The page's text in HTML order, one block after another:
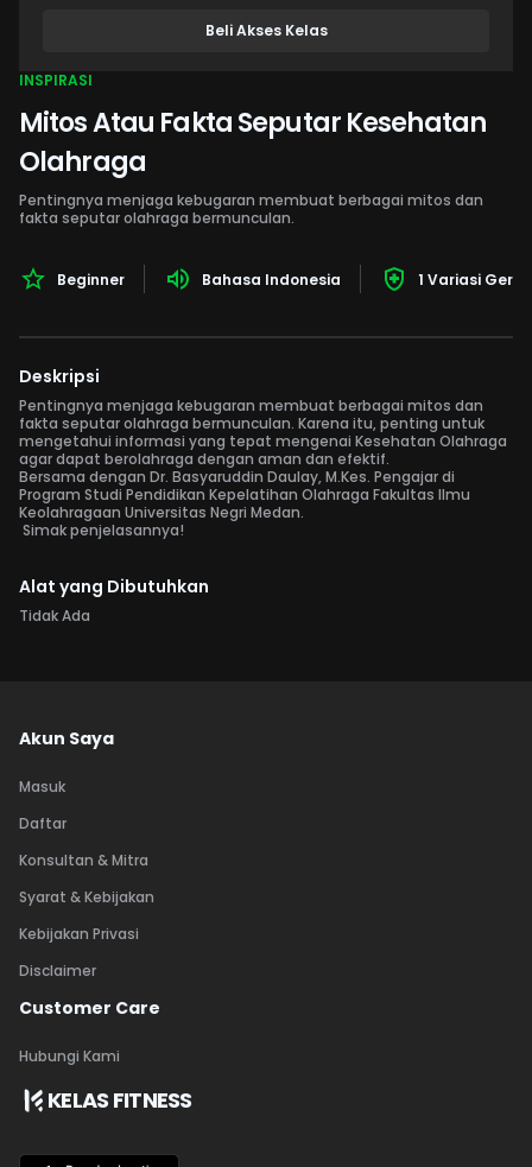
Beli Akses Kelas
INSPIRASI
Mitos Atau Fakta Seputar Kesehatan
Olahraga
Pentingnya menjaga kebugaran membuat berbagai mitos dan
fakta seputar olahraga bermunculan.
Beginner Bahasa Indonesia 1 Variasi
Deskripsi
Pentingnya menjaga kebugaran membuat berbagai mitos dan
fakta seputar olahraga bermunculan. Karena itu, penting untuk
mengetahui informasi yang tepat mengenai Kesehatan Olahraga
agar dapat berolahraga dengan aman dan efektif.
Bersama dengan Dr. Basyaruddin Daulay, M.Kes. Pengajar di
Program Studi Pendidikan Kepelatihan Olahraga Fakultas Ilmu
Keolahragaan Universitas Negri Medan.
Simak penjelasannya!
Alat yang Dibutuhkan
Tidak Ada
Akun Saya
Masuk
Daftar
Konsultan & Mitra
Syarat & Kebijakan
Kebijakan Privasi
Disclaimer
Customer Care
Hubungi Kami
KELAS FITNESS